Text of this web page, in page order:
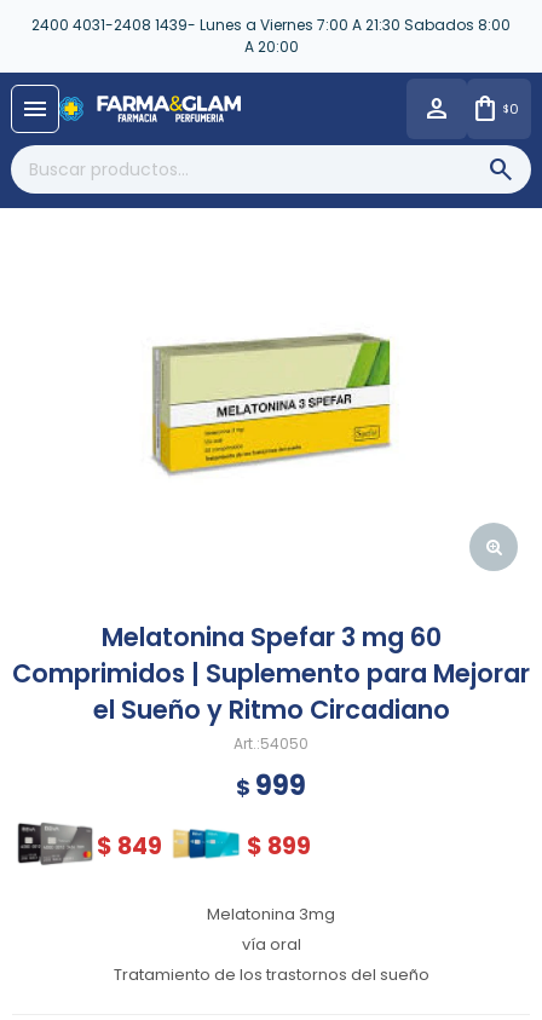
2400 4031-2408 1439- Lunes a Viernes 7:00 A 21:30 Sabados 8:00
A 20:00
menu $0
Melatonina Spefar 3 mg 60
Comprimidos | Suplemento para Mejorar
el Sueño y Ritmo Circadiano
54050
$ 999
$ 849 $ 899
Melatonina 3mg
vía oral
Tratamiento de los trastornos del sueño